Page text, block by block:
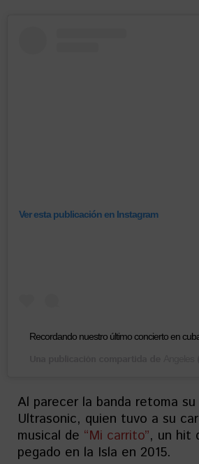
Ver esta publicación en Instagram
Recordando nuestro último concierto en
Al parecer la banda retoma
Ultrasonic, quien tuvo a su
musical de “Mi carrito”, un hit
pegado en la Isla en 2015.